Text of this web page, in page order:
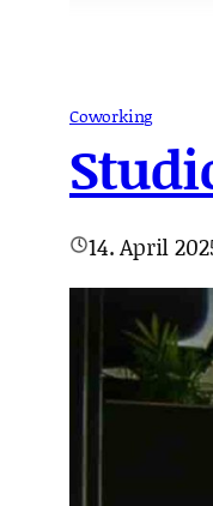
Coworking
14. April